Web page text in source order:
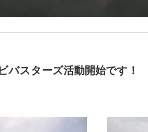
カビ取り
バスターズ活動開始です！